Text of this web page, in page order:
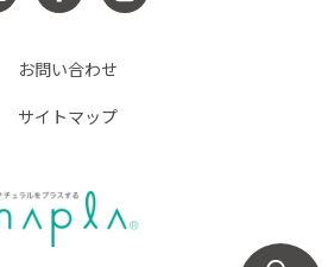
お問い合わせ
サイトマップ